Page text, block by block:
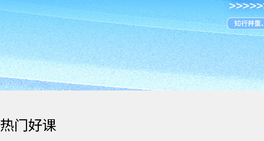
睿选视角
热门好课